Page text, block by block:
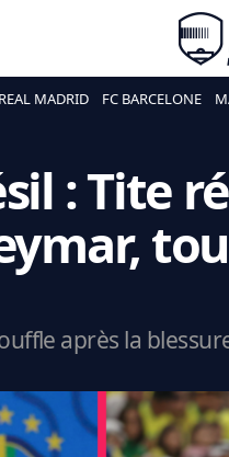
REAL MADRID FC BARCELONE
: Tite
après la